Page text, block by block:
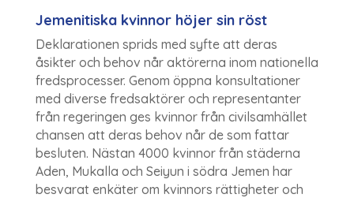
Jemenitiska kvinnor höjer sin röst
Deklarationen sprids med syfte att deras
åsikter och behov når aktörerna inom nationella
fredsprocesser. Genom öppna konsultationer
med diverse fredsaktörer och representanter
från regeringen ges kvinnor från civilsamhället
chansen att deras behov når de som fattar
besluten. Nästan 4000 kvinnor från städerna
Aden, Mukalla och Seiyun i södra Jemen har
besvarat enkäter om kvinnors rättigheter och